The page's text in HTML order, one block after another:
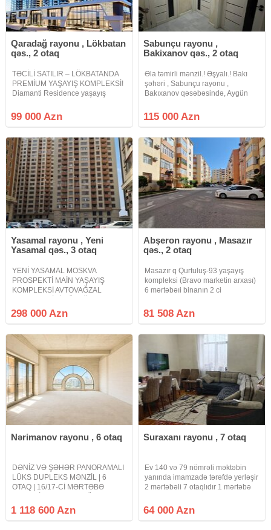
Qaradağ rayonu , Lökbatan
qəs., 2 otaq
TƏCİLİ SATILIR – LÖKBATANDA
PREMİUM YAŞAYIŞ KOMPLEKSİ!
Diamanti Residence yaşayış
premium kompleks Mənzil 13-cü
mərtəbədə yerləşir Sahə: 79 kv.m
99 000 Azn
Sabunçu rayonu ,
Bakixanov qəs., 2 otaq
Əla təmirli mənzil.! Əşyalı.! Bakı
şəhəri , Sabunçu rayonu ,
Bakıxanov qəsəbəsində, Aygün
mərtəbəli yeni tikilinin 3cü
mərtəbəsində yerləşəm ümumi
otaqlı
115 000 Azn
Yasamal rayonu , Yeni
Yasamal qəs., 3 otaq
YENİ YASAMAL MOSKVA
PROSPEKTİ MAİN YAŞAYIŞ
KOMPLEKSİ AVTOVAĞZAL
LİFTLİ SUPER TƏMİRLİ Yeni
Yasamal Moskva prospekti
Main yaşayış kompleksində super
modern təmirli
298 000 Azn
Abşeron rayonu , Masazır
qəs., 2 otaq
Masazır q Qurtuluş-93 yaşayış
kompleksi (Bravo marketin arxası)
6 mərtəbəıi binanın 2 ci
əşyalı mənzil satılır.Kupça var.
81 508 Azn
Nərimanov rayonu , 6 otaq
DƏNİZ VƏ ŞƏHƏR PANORAMALI
LÜKS DUPLEKS MƏNZİL | 6
OTAQ | 16/17-Cİ MƏRTƏBƏ
QİYMƏTƏ SATILIR.! Dəniz və
şəhər panoramasına açılan unikal
1 118 600 Azn
Suraxanı rayonu , 7 otaq
Ev 140 və 79 nömrəli məktəbin
yanında imamzadə tərəfdə yerləşir
2 mərtəbəli 7 otaqlıdır 1 mərtəbə
evə qeydiyyata düşmək
mümkündür kamunal ada
64 000 Azn